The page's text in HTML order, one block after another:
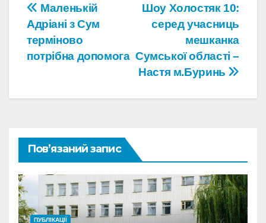
Навігація
записів
Шоу Холостяк 10:
серед учасниць
мешканка
Сумської області –
Настя м.Буринь
Маленькій
Адріані з Сум
терміново
потрібна допомога
Пов’язаний запис
ПУБЛІКАЦІЇ